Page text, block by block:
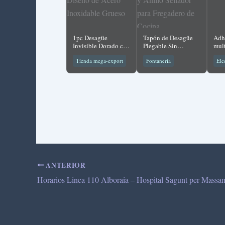
1pc Desagüe
Invisible Dorado con
Inoxidable Grueso
Tienda mega-export
Tapón de Desagüe
Plegable Sin
Sellador para
Fontanería
ANTERIOR